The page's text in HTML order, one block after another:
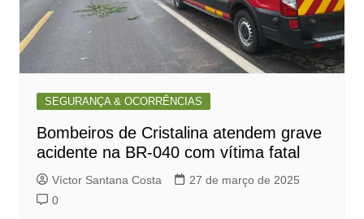
SEGURANÇA & OCORRÊNCIAS
Bombeiros de Cristalina atendem grave
acidente na BR-040 com vítima fatal
Víctor Santana Costa
27 de março de 2025
0